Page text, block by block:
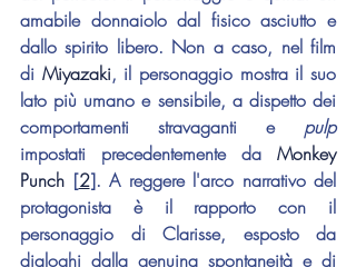
amabile donnaiolo dal fisico asciutto e
dallo spirito libero. Non a caso, nel film
di Miyazaki, il personaggio mostra il suo
lato più umano e sensibile, a dispetto dei
comportamenti stravaganti e pulp
impostati precedentemente da Monkey
Punch [2]. A reggere l'arco narrativo del
protagonista è il rapporto con il
personaggio di Clarisse, esposto da
dialoghi dalla genuina spontaneità e di